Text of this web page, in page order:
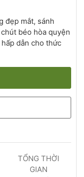
đẹp mắt, sánh
béo hòa quyện
dẫn cho thức
TỔNG THỜI
GIAN